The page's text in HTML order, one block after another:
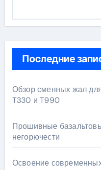
Последние
Обзор сменных жал
T330 и T990
Прошивные
негорючести
Освоение